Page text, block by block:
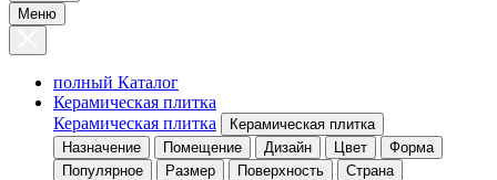
Меню
полный Каталог
Керамическая плитка
Керамическая плитка
Керамическая плитка
Назначение
Помещение Дизайн Цвет
Форма
Популярное
Размер Поверхность Страна